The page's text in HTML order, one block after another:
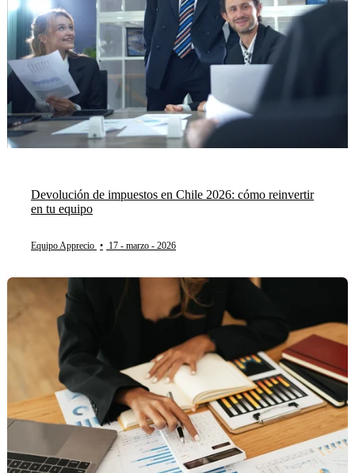
Devolución de impuestos en Chile 2026: cómo reinvertir
en tu equipo
Equipo Apprecio • 17 - marzo - 2026